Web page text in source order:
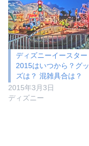
ディズニーイースター
2015はいつから？グッ
ズは？ 混雑具合は？
2015年3月3日
ディズニー